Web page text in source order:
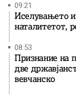
09:21
Иселувањето
наталитетот,
08:53
Признание на
две
вевчанско